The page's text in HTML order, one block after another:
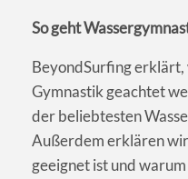
So geht
BeyondSurfing
Gymnastik geachtet
der beliebtesten
Außerdem erklären
geeignet ist und